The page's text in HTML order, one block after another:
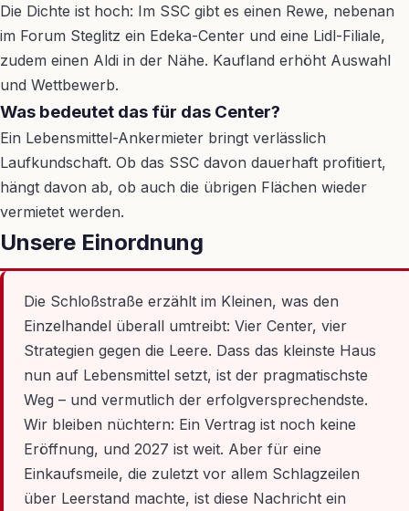
Die Dichte ist hoch: Im SSC gibt es einen Rewe, nebenan
im Forum Steglitz ein Edeka-Center und eine Lidl-Filiale,
zudem einen Aldi in der Nähe. Kaufland erhöht Auswahl
und Wettbewerb.
Was bedeutet das für das Center?
Ein Lebensmittel-Ankermieter bringt verlässlich
Laufkundschaft. Ob das SSC davon dauerhaft profitiert,
hängt davon ab, ob auch die übrigen Flächen wieder
vermietet werden.
Unsere Einordnung
Die Schloßstraße erzählt im Kleinen, was den
Einzelhandel überall umtreibt: Vier Center, vier
Strategien gegen die Leere. Dass das kleinste Haus
nun auf Lebensmittel setzt, ist der pragmatischste
Weg – und vermutlich der erfolgversprechendste.
Wir bleiben nüchtern: Ein Vertrag ist noch keine
Eröffnung, und 2027 ist weit. Aber für eine
Einkaufsmeile, die zuletzt vor allem Schlagzeilen
über Leerstand machte, ist diese Nachricht ein